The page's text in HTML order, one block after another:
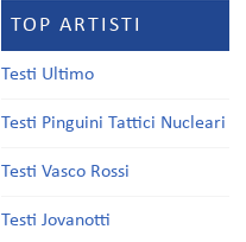
TOP ARTISTI
Testi Ultimo
Testi Pinguini Tattici Nucleari
Testi Vasco Rossi
Testi Jovanotti